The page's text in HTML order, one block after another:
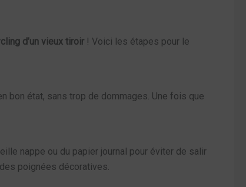
d’un vieux tiroir ! Voici les étapes pour le
bon état, sans trop de dommages. Une fois que
nappe ou du papier journal pour éviter de salir
poignées décoratives.